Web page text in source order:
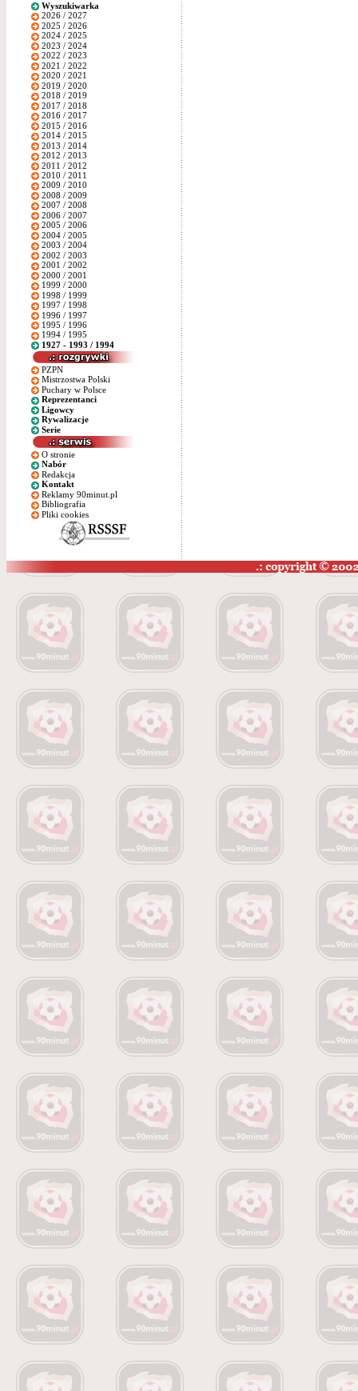
Wyszukiwarka
2026 / 2027
2025 / 2026
2024 / 2025
2023 / 2024
2022 / 2023
2021 / 2022
2020 / 2021
2019 / 2020
2018 / 2019
2017 / 2018
2016 / 2017
2015 / 2016
2014 / 2015
2013 / 2014
2012 / 2013
2011 / 2012
2010 / 2011
2009 / 2010
2008 / 2009
2007 / 2008
2006 / 2007
2005 / 2006
2004 / 2005
2003 / 2004
2002 / 2003
2001 / 2002
2000 / 2001
1999 / 2000
1998 / 1999
1997 / 1998
1996 / 1997
1995 / 1996
1994 / 1995
1927 - 1993 / 1994
PZPN
Mistrzostwa Polski
Puchary w Polsce
Reprezentanci
Ligowcy
Rywalizacje
Serie
O stronie
Nabór
Redakcja
Kontakt
Reklamy 90minut.pl
Bibliografia
Pliki cookies